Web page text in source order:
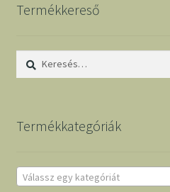
Termékkereső
Keresés:
Termékkategóriák
Válassz egy kategóriát